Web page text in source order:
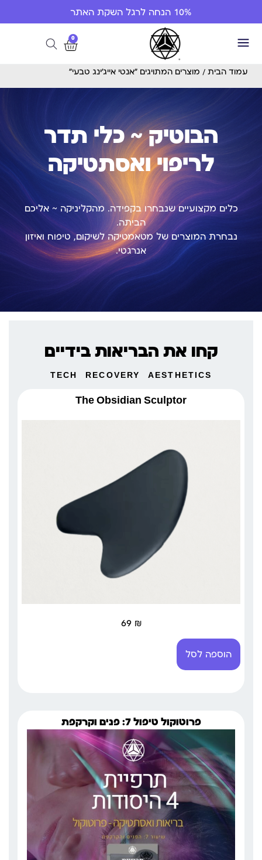
10% הנחה לרגל השקת האתר
0
עמוד הבית / מוצרים המתויגים “אנטי אייג'ינג טבעי”
הבוטיק ~ כלי תדר
לריפוי ואסתטיקה
כלים מקצועיים שנבחרו בקפידה. מהקליניקה ~ אליכם
הביתה.
נבחרת המוצרים של מטאמטיקה לשיקום, טיפוח ואיזון
אנרגטי.
קחו את הבריאות בידיים
AESTHETICS
RECOVERY
TECH
The Obsidian Sculptor
69 ₪
הוספה לסל
פרוטוקול טיפול 7: פנים וקרקפת